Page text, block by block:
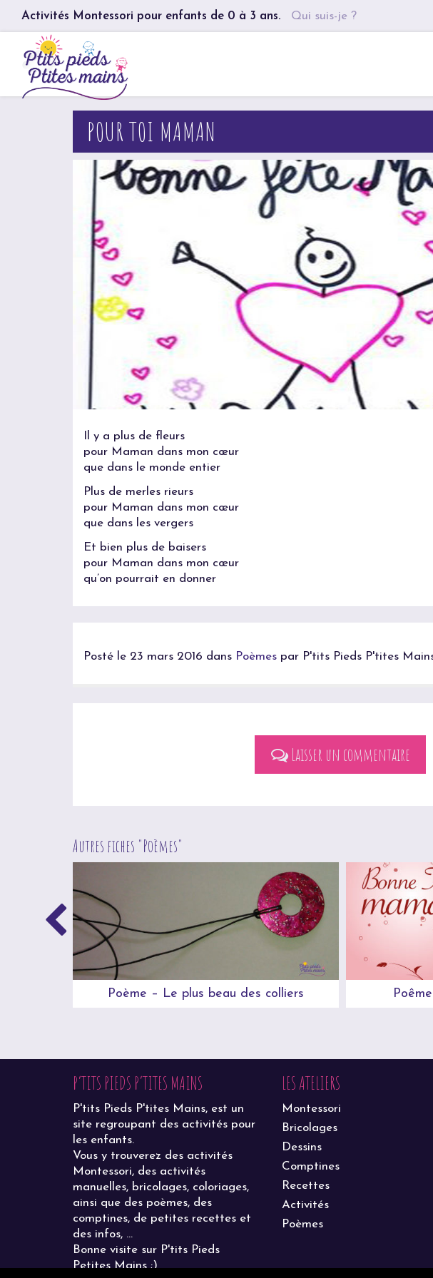
Activités Montessori pour enfants de 0 à 3 ans. Qui suis-je ?
POUR TOI MAMAN
Il y a plus de fleurs
pour Maman dans mon cœur
que dans le monde entier
Plus de merles rieurs
pour Maman dans mon cœur
que dans les vergers
Et bien plus de baisers
pour Maman dans mon cœur
qu’on pourrait en donner
Posté le 23 mars 2016 dans Poèmes par P'tits Pieds P'tites
Laisser un commentaire
Autres fiches "Poèmes"
Poème – Le plus beau des colliers
P’TITS PIEDS P’TITES MAINS
P'tits Pieds P'tites Mains, est un
site regroupant des activités pour
les enfants.
Vous y trouverez des activités
Montessori, des activités
manuelles, bricolages, coloriages,
ainsi que des poèmes, des
comptines, de petites recettes et
des infos, ...
Bonne visite sur P'tits Pieds
Petites Mains ;)
LES ATELIERS
Montessori
Bricolages
Dessins
Comptines
Recettes
Activités
Poèmes